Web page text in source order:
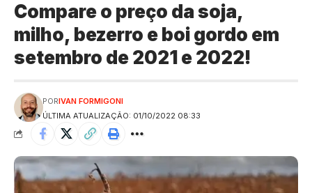
Compare o preço da soja,
milho, bezerro e boi gordo em
setembro de 2021 e 2022!
ÚLTIMA ATUALIZAÇÃO: 01/10/2022 08:33
PORIVAN FORMIGONI